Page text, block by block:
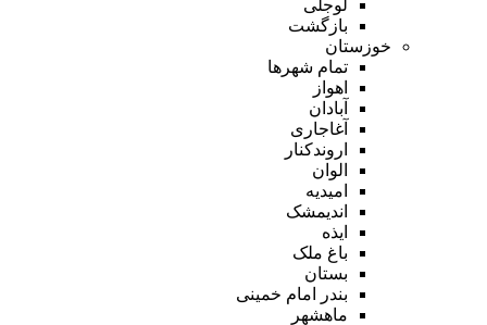
لوجلی
بازگشت
خوزستان
تمام شهر‌ها
اهواز
آبادان
آغاجاری
اروندکنار
الوان
امیدیه
اندیمشک
ایذه
باغ ملک
بستان
بندر امام خمینی
ماهشهر